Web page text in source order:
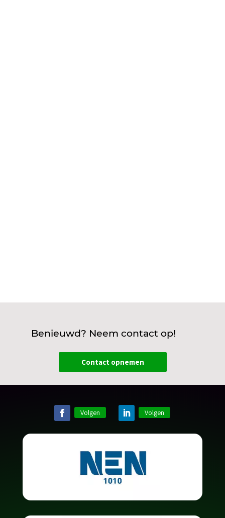
Benieuwd? Neem contact op!
Contact opnemen
Volgen Volgen